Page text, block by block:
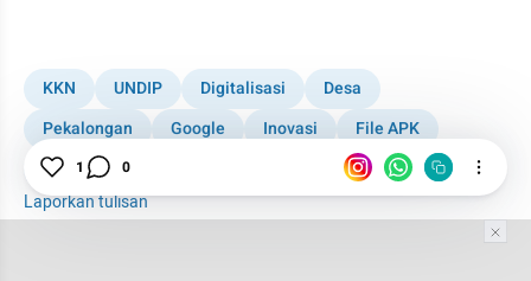
KKN UNDIP Digitalisasi
Desa
Pekalongan
Google Inovasi
File APK
Teknologi Informasi
Transformasi
Laporkan tulisan
1 0